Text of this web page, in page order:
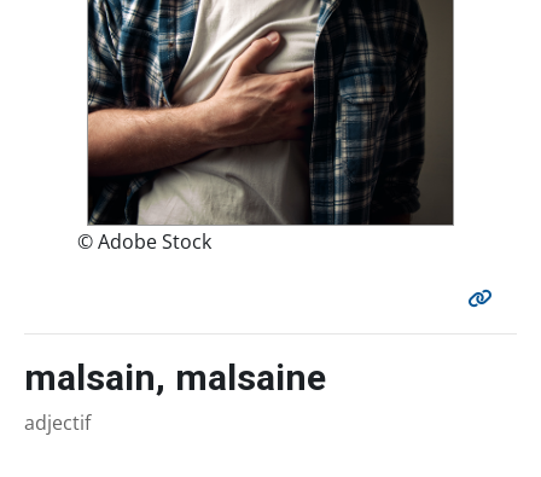
© Adobe Stock
malsain, malsaine
adjectif